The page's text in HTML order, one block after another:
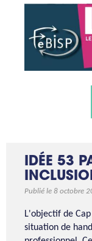
IDÉE 53
Publié le 8 octobre
L'objectif de
situation de